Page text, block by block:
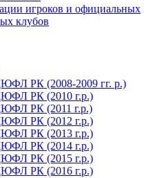
игроков и официальных
клубов
РК (2008-2009 гг. р.)
РК (2010 г.р.)
РК (2011 г.р.)
РК (2012 г.р.)
РК (2013 г.р.)
РК (2014 г.р.)
РК (2015 г.р.)
РК (2016 г.р.)